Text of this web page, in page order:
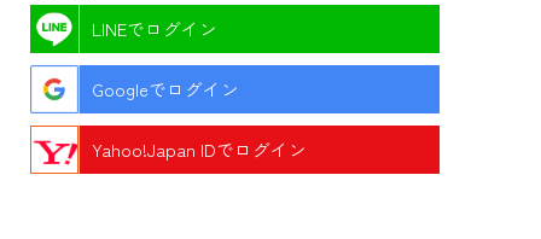
LINEでログイン
Googleでログイン
Yahoo!Japan IDでログイン